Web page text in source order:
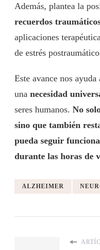
Además, plantea la
recuerdos
aplicaciones
de estrés
Este avance nos
una necesidad
seres humanos. No
sino que también
pueda seguir
durante las horas de
ALZHEIMER